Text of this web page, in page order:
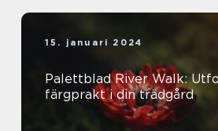
15. januari 2024
Palettblad River Walk:
färgprakt i din trädgård